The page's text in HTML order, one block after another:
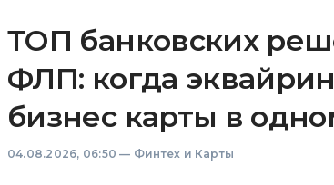
ТОП банковских
ФЛП: когда
бизнес карты в
04.08.2026, 06:50 — Финтех и Карты